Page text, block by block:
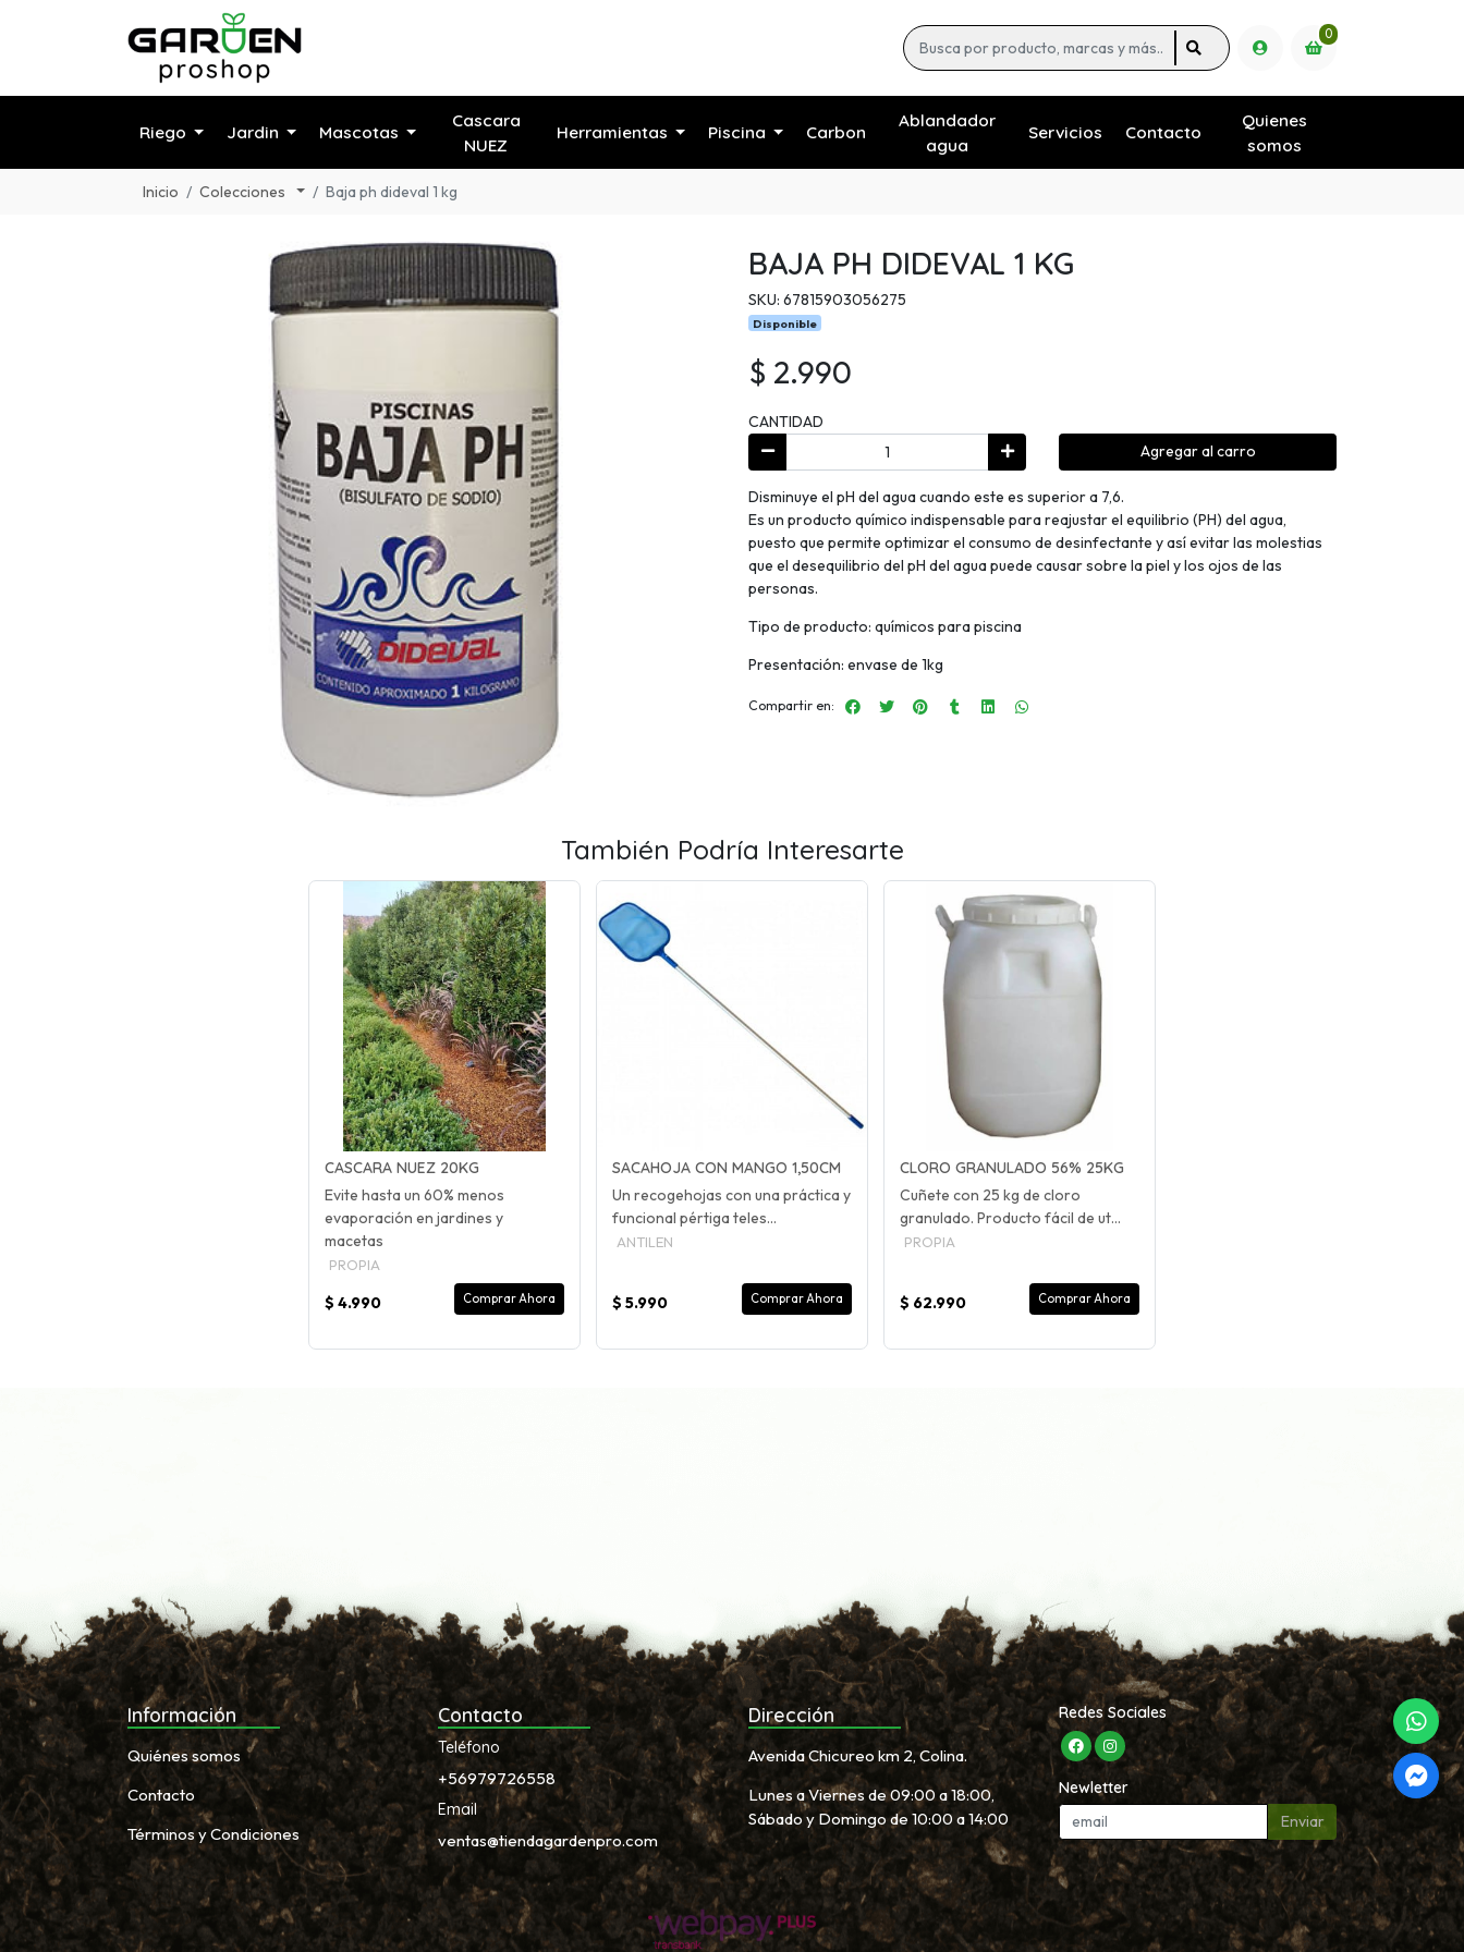
0
Riego Jardin Mascotas
Cascara
NUEZ
Herramientas Piscina Carbon
Ablandador
agua
Servicios Contacto
Quienes
somos
Inicio Colecciones Baja ph dideval 1 kg
BAJA PH DIDEVAL 1 KG
SKU: 67815903056275
Disponible
$ 2.990
CANTIDAD
Agregar al carro
Disminuye el pH del agua cuando este es superior a 7,6.
Es un producto químico indispensable para reajustar el equilibrio (PH) del agua,
puesto que permite optimizar el consumo de desinfectante y así evitar las molestias
que el desequilibrio del pH del agua puede causar sobre la piel y los ojos de las
personas.
Tipo de producto: químicos para piscina
Presentación: envase de 1kg
Compartir en:
También Podría Interesarte
CASCARA NUEZ 20KG
Evite hasta un 60% menos
evaporación en jardines y
macetas
PROPIA
$ 4.990 Comprar Ahora
SACAHOJA CON MANGO 1,50CM
Un recogehojas con una práctica y
funcional pértiga teles...
ANTILEN
$ 5.990 Comprar Ahora
CLORO GRANULADO 56% 25KG
Cuñete con 25 kg de cloro
granulado. Producto fácil de ut...
PROPIA
$ 62.990 Comprar Ahora
Información
Quiénes somos
Contacto
Términos y Condiciones
Contacto
Teléfono
+56979726558
Email
ventas@tiendagardenpro.com
Dirección
Avenida Chicureo km 2, Colina.
Lunes a Viernes de 09:00 a 18:00,
Sábado y Domingo de 10:00 a 14:00
Redes Sociales
Newletter
Enviar